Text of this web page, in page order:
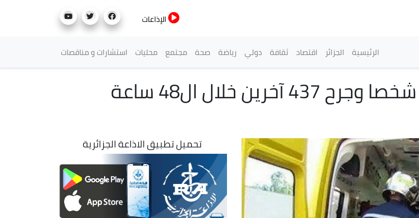
الإذاعات
القائمة الرئيسية
الرئيسية الجزائر اقتصاد ثقافة دولي رياضة صحة مجتمع محليات استشارات و مناقصات
حوادث المرور: وفاة 16 شخصا وجرح 437 آخرين خلال ال48 ساعة
تحميل تطبيق الاذاعة الجزائرية